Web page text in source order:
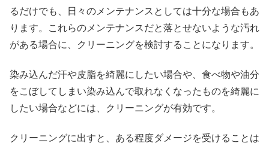
るだけでも、日々のメンテナンスとしては十分な場合もあ
ります。これらのメンテナンスだと落とせないような汚れ
がある場合に、クリーニングを検討することになります。
染み込んだ汗や皮脂を綺麗にしたい場合や、食べ物や油分
をこぼしてしまい染み込んで取れなくなったものを綺麗に
したい場合などには、クリーニングが有効です。
クリーニングに出すと、ある程度ダメージを受けることは